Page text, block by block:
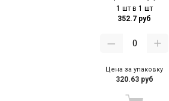
1 шт в 1 шт
352.7 руб
Цена за упаковку
320.63 руб